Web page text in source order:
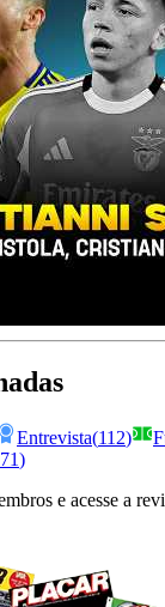
Entrevista(112)
)
e acesse a